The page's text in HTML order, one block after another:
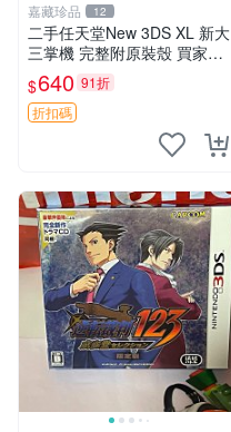
嘉藏珍品 12
二手任天堂New 3DS XL 新大
三掌機 完整附原裝殼 買家拍
後詳聊 新大三、任天堂3DS
XL、二手掌機
$640 91折
折扣碼